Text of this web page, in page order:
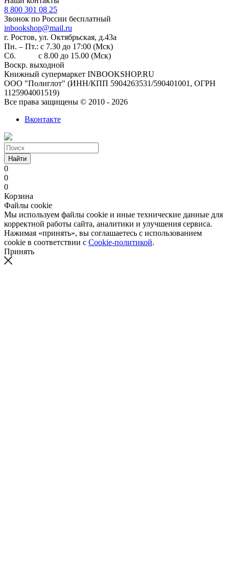
8 800 301 08 25
Звонок по России бесплатный
inbookshop@mail.ru
г. Ростов, ул. Октябрьская, д.43а
Пн. – Пт.: с 7.30 до 17:00 (Мск)
Сб. с 8.00 до 15.00 (Мск)
Воскр. выходной
Книжный супермаркет INBOOKSHOP.RU
ООО "Полиглот" (ИНН/КПП 5904263531/590401001, ОГРН
1125904001519)
Все права защищены © 2010 - 2026
Вконтакте
Найти
0
0
0
Корзина
Файлы cookie
Мы используем файлы cookie и иные технические данные для
корректной работы сайта, аналитики и улучшения сервиса.
Нажимая «принять», вы соглашаетесь с использованием
cookie в соответствии с Cookie-политикой.
Принять